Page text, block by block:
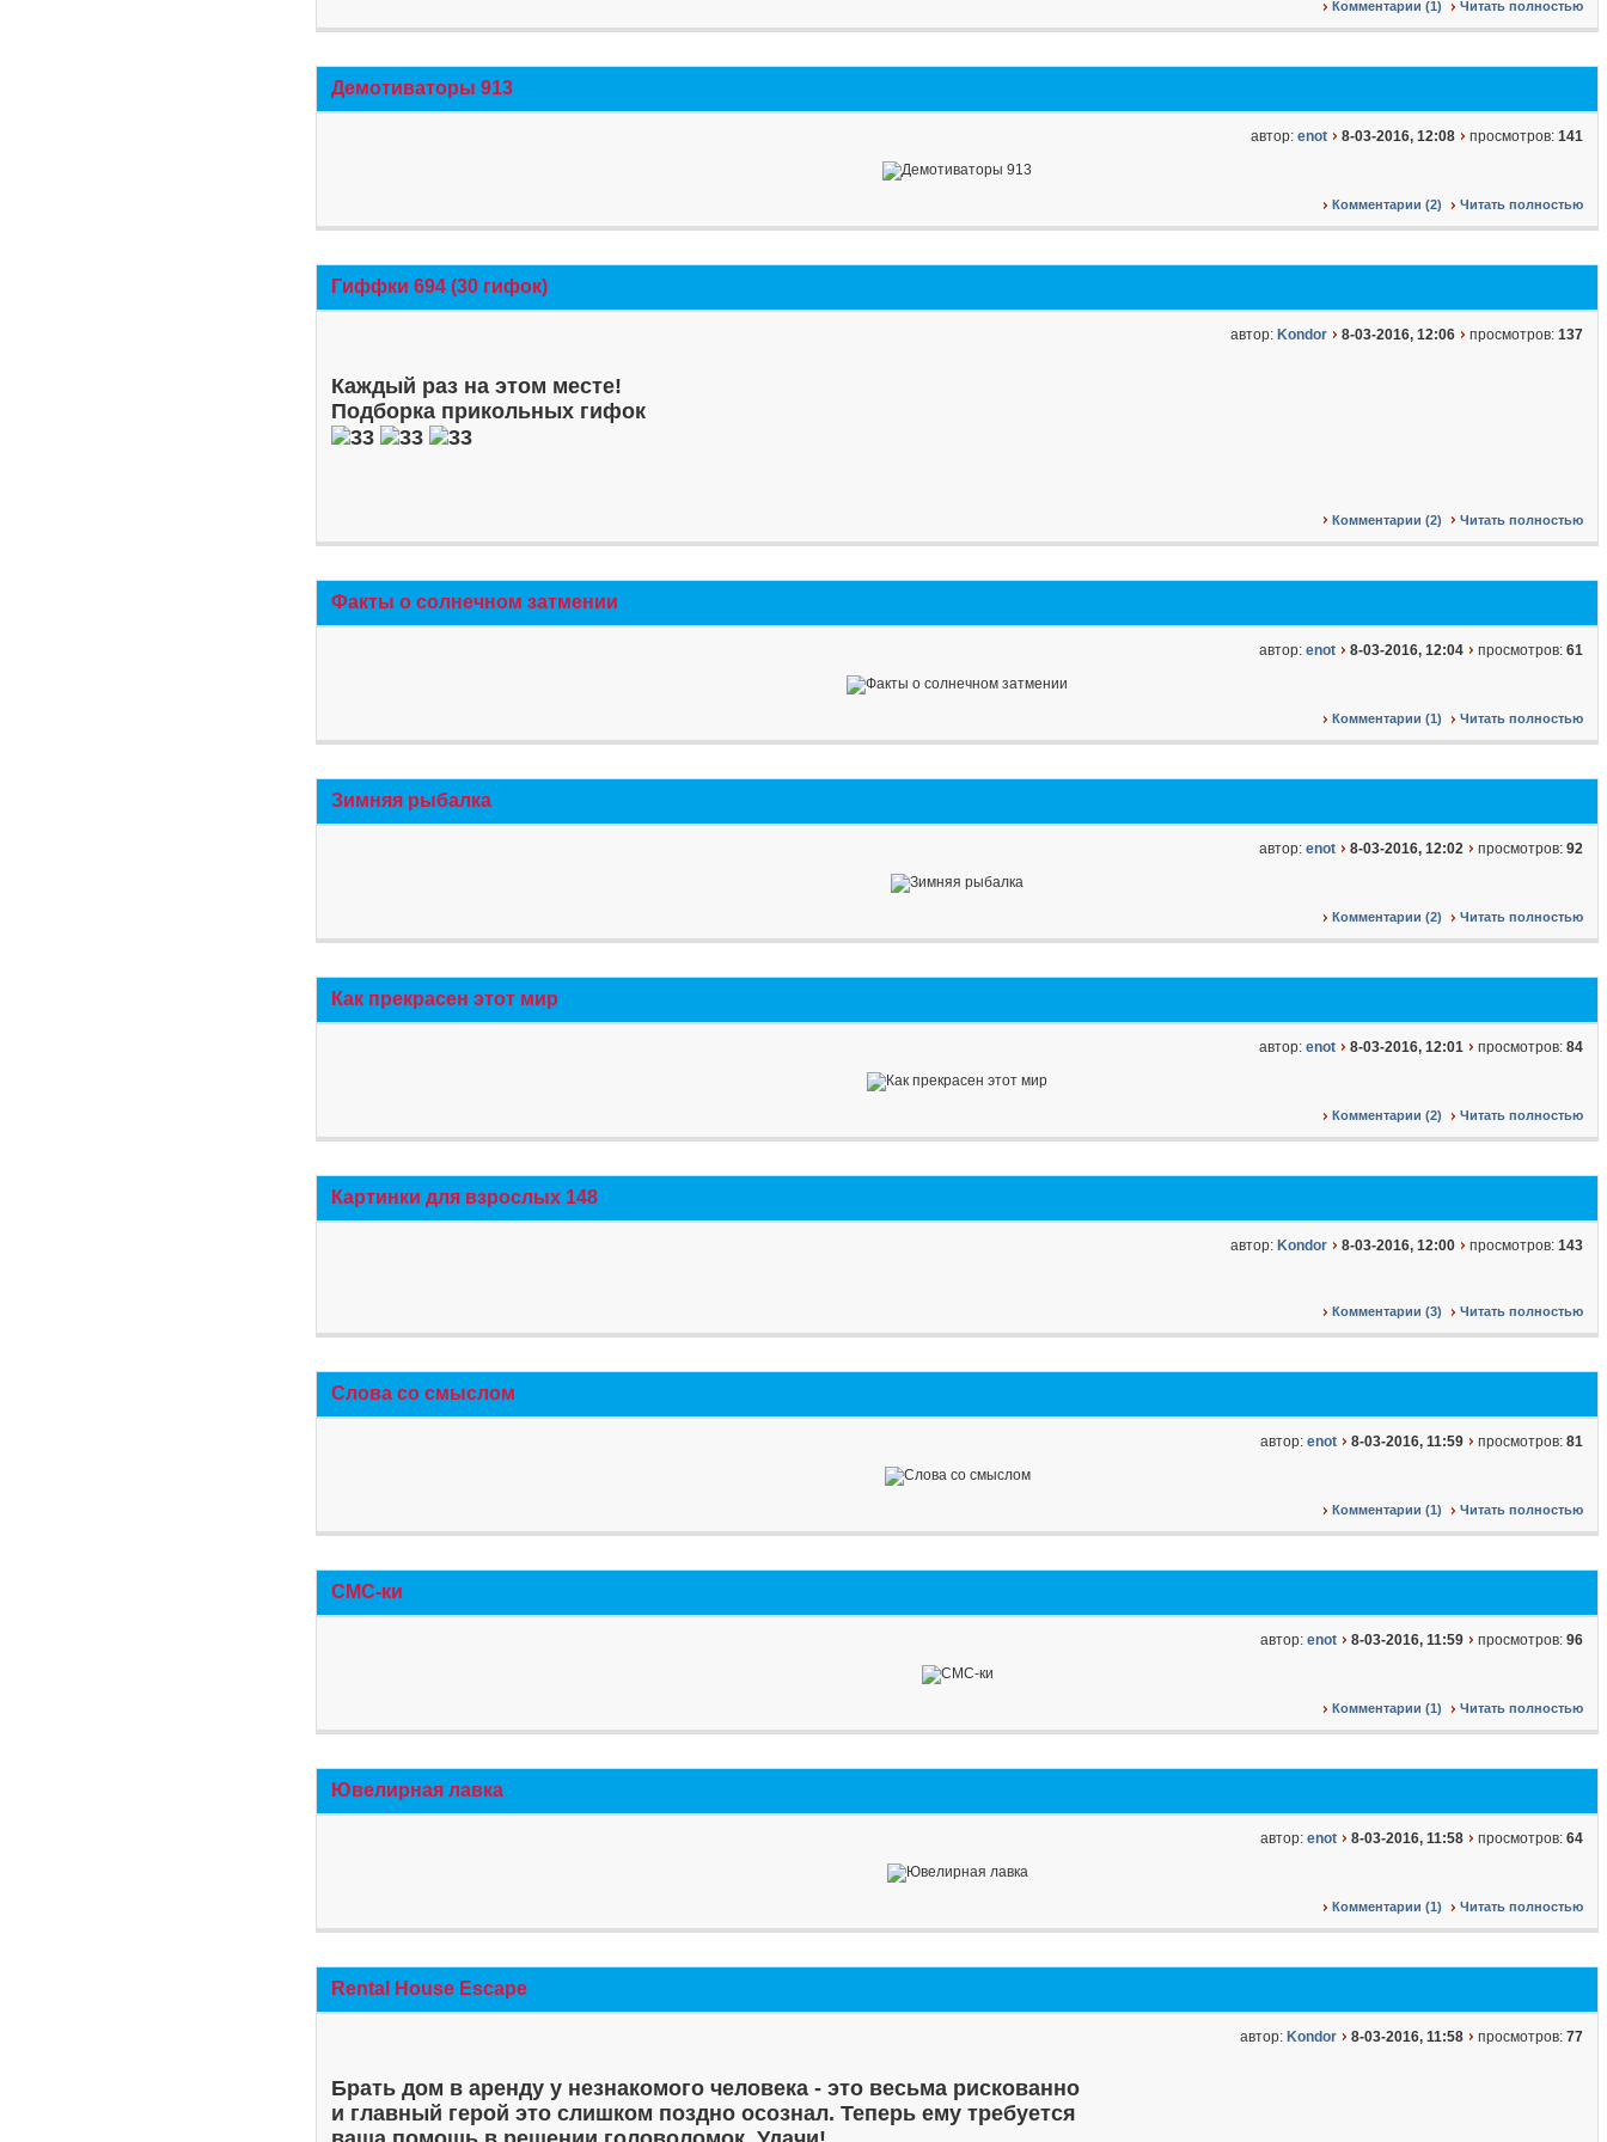
Комментарии (1) Читать полностью
Демотиваторы 913
автор: enot 8-03-2016, 12:08 просмотров: 141
Комментарии (2) Читать полностью
Гиффки 694 (30 гифок)
автор: Kondor 8-03-2016, 12:06 просмотров: 137
Каждый раз на этом месте!
Подборка прикольных гифок
Комментарии (2) Читать полностью
Факты о солнечном затмении
автор: enot 8-03-2016, 12:04 просмотров: 61
Комментарии (1) Читать полностью
Зимняя рыбалка
автор: enot 8-03-2016, 12:02 просмотров: 92
Комментарии (2) Читать полностью
Как прекрасен этот мир
автор: enot 8-03-2016, 12:01 просмотров: 84
Комментарии (2) Читать полностью
Картинки для взрослых 148
автор: Kondor 8-03-2016, 12:00 просмотров: 143
Комментарии (3) Читать полностью
Слова со смыслом
автор: enot 8-03-2016, 11:59 просмотров: 81
Комментарии (1) Читать полностью
СМС-ки
автор: enot 8-03-2016, 11:59 просмотров: 96
Комментарии (1) Читать полностью
Ювелирная лавка
автор: enot 8-03-2016, 11:58 просмотров: 64
Комментарии (1) Читать полностью
Rental House Escape
автор: Kondor 8-03-2016, 11:58 просмотров: 77
Брать дом в аренду у незнакомого человека - это весьма рискованно
и главный герой это слишком поздно осознал. Теперь ему требуется